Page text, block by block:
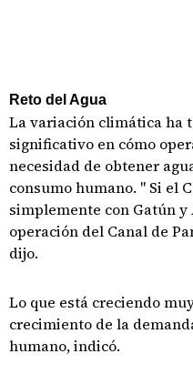
Reto del Agua
La variación climática ha
significativo en cómo
necesidad de obtener
consumo humano. " Si el
simplemente con Gatún
operación del Canal de
dijo.
Lo que está creciendo
crecimiento de la
humano, indicó.